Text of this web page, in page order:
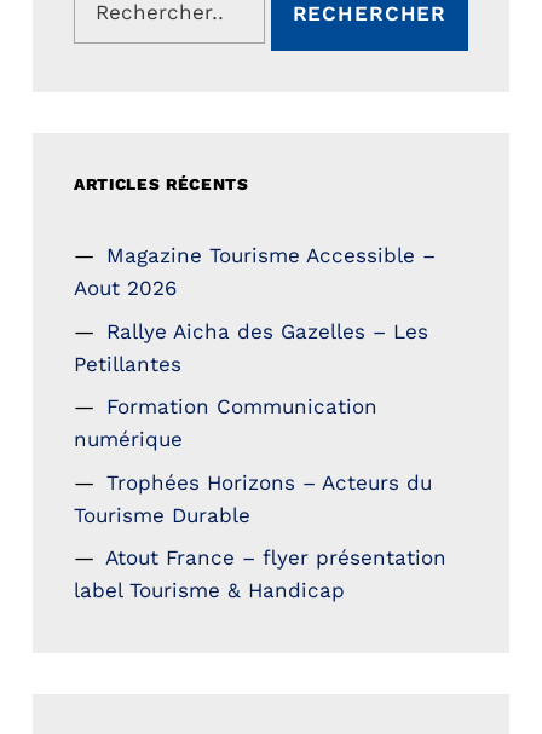
ARTICLES RÉCENTS
Magazine Tourisme Accessible –
Aout 2026
Rallye Aicha des Gazelles – Les
Petillantes
Formation Communication
numérique
Trophées Horizons – Acteurs du
Tourisme Durable
Atout France – flyer présentation
label Tourisme & Handicap